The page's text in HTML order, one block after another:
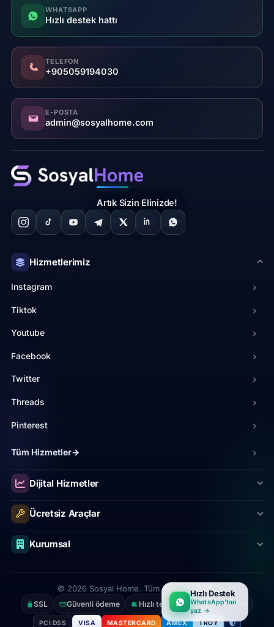
WHATSAPP
Hızlı destek hattı
TELEFON
+905059194030
E-POSTA
admin@sosyalhome.com
Artık Sizin Elinizde!
Hizmetlerimiz
Instagram ›
Tiktok ›
Youtube ›
Facebook ›
Twitter ›
Threads ›
Pinterest ›
Spotify ›
Linkedin
Telegram
Discord
Whatsapp ›
Tumblr
Tüm Hizmetler→ ›
Dijital Hizmetler
Ücretsiz Araçlar
Kurumsal
© 2026 Sosyal Home. Tüm hakları saklıdır.
SSL Güvenli ödeme Hızlı teslimat 7/24 destek
PCI DSS VISA MASTERCARD AMEX TROY
Hızlı Destek
WhatsApp'tan
yaz →